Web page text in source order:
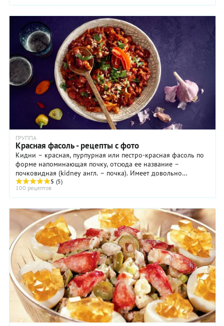
ГРУППА
Красная фасоль - рецепты с фото
Кидни – красная, пурпурная или пестро-красная фасоль по
форме напоминающая почку, отсюда ее название –
почковидная (kidney англ. – почка). Имеет довольно
плотную кожуру и ярко-выраженный вкус. При ...
5 (5)
100 рецептов